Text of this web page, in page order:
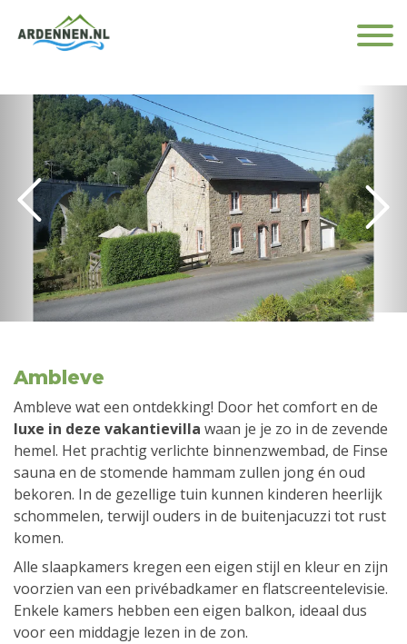
Ambleve
Ambleve wat een ontdekking! Door het comfort en de
luxe in deze vakantievilla waan je je zo in de zevende
hemel. Het prachtig verlichte binnenzwembad, de Finse
sauna en de stomende hammam zullen jong én oud
bekoren. In de gezellige tuin kunnen kinderen heerlijk
schommelen, terwijl ouders in de buitenjacuzzi tot rust
komen.
Alle slaapkamers kregen een eigen stijl en kleur en zijn
voorzien van een privébadkamer en flatscreentelevisie.
Enkele kamers hebben een eigen balkon, ideaal dus
voor een middagje lezen in de zon.